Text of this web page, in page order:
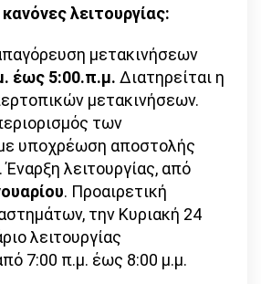
κανόνες λειτουργίας:
μετακινήσεων
έως 5:00.π.μ. Διατηρείται η
μετακινήσεων.
των
υποχρέωση αποστολής
λειτουργίας, από
. Προαιρετική
την Κυριακή 24
λειτουργίας
7:00 π.μ. έως 8:00 μ.μ.